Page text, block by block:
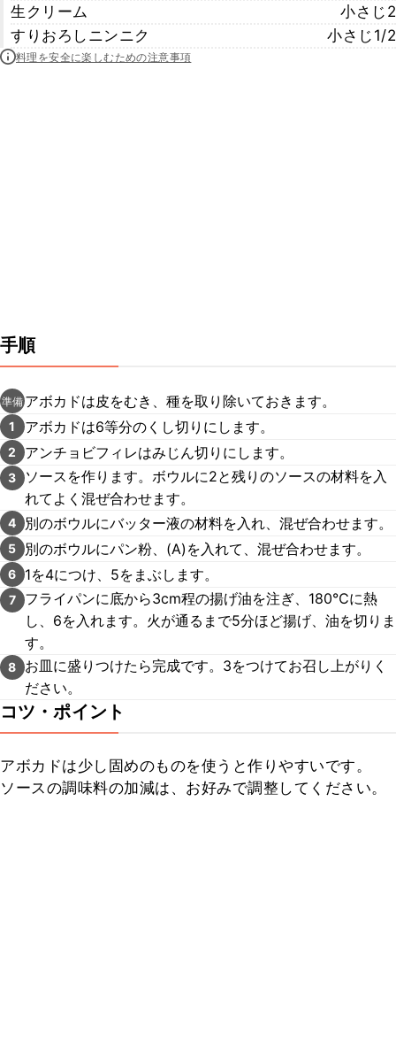
生クリーム
小さじ2
すりおろしニンニク
小さじ1/2
料理を安全に楽しむための注意事項
手順
準備 アボカドは皮をむき、種を取り除いておきます。
1 アボカドは6等分のくし切りにします。
2 アンチョビフィレはみじん切りにします。
3
ソースを作ります。ボウルに2と残りのソースの材料を入
れてよく混ぜ合わせます。
4 別のボウルにバッター液の材料を入れ、混ぜ合わせます。
5 別のボウルにパン粉、(A)を入れて、混ぜ合わせます。
6 1を4につけ、5をまぶします。
7
フライパンに底から3cm程の揚げ油を注ぎ、180℃に熱
し、6を入れます。火が通るまで5分ほど揚げ、油を切りま
す。
8
お皿に盛りつけたら完成です。3をつけてお召し上がりく
ださい。
コツ・ポイント
アボカドは少し固めのものを使うと作りやすいです。
ソースの調味料の加減は、お好みで調整してください。